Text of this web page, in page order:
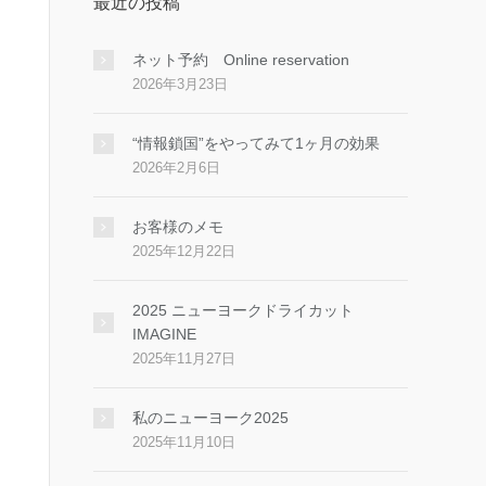
ネット予約 Online reservation
2026年3月23日
“情報鎖国”をやってみて1ヶ月の効果
2026年2月6日
お客様のメモ
2025年12月22日
2025 ニューヨークドライカット
IMAGINE
2025年11月27日
私のニューヨーク2025
2025年11月10日